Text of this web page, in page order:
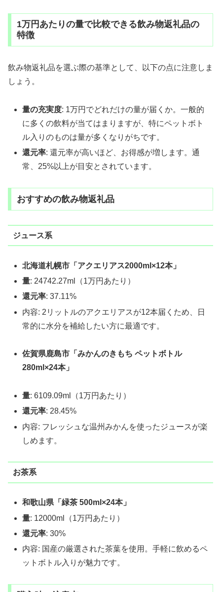
1万円あたりの量で比較できる飲み物返礼品の
特徴
飲み物返礼品を選ぶ際の基準として、以下の点に注意しま
しょう。
量の充実度: 1万円でどれだけの量が届くか。一般的
に多くの飲料が当てはまりますが、特にペットボト
ル入りのものは量が多くなりがちです。
還元率: 還元率が高いほど、お得感が増します。通
常、25%以上が目安とされています。
おすすめの飲み物返礼品
ジュース系
北海道札幌市「アクエリアス2000ml×12本」
量: 24742.27ml（1万円あたり）
還元率: 37.11%
内容: 2リットルのアクエリアスが12本届くため、日
常的に水分を補給したい方に最適です。
佐賀県鹿島市「みかんのきもち ペットボトル
280ml×24本」
量: 6109.09ml（1万円あたり）
還元率: 28.45%
内容: フレッシュな温州みかんを使ったジュースが楽
しめます。
お茶系
和歌山県「緑茶 500ml×24本」
量: 12000ml（1万円あたり）
還元率: 30%
内容: 国産の厳選された茶葉を使用。手軽に飲めるペ
ットボトル入りが魅力です。